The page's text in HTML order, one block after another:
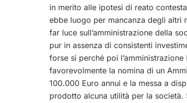
in merito alle ipotesi di reato
ebbe luogo per mancanza degli altri
far luce sull’amministrazione della
pur in assenza di consistenti
forse si perché poi
favorevolmente la nomina di un
100.000 Euro annui e la messa a
prodotto alcuna utilità per la